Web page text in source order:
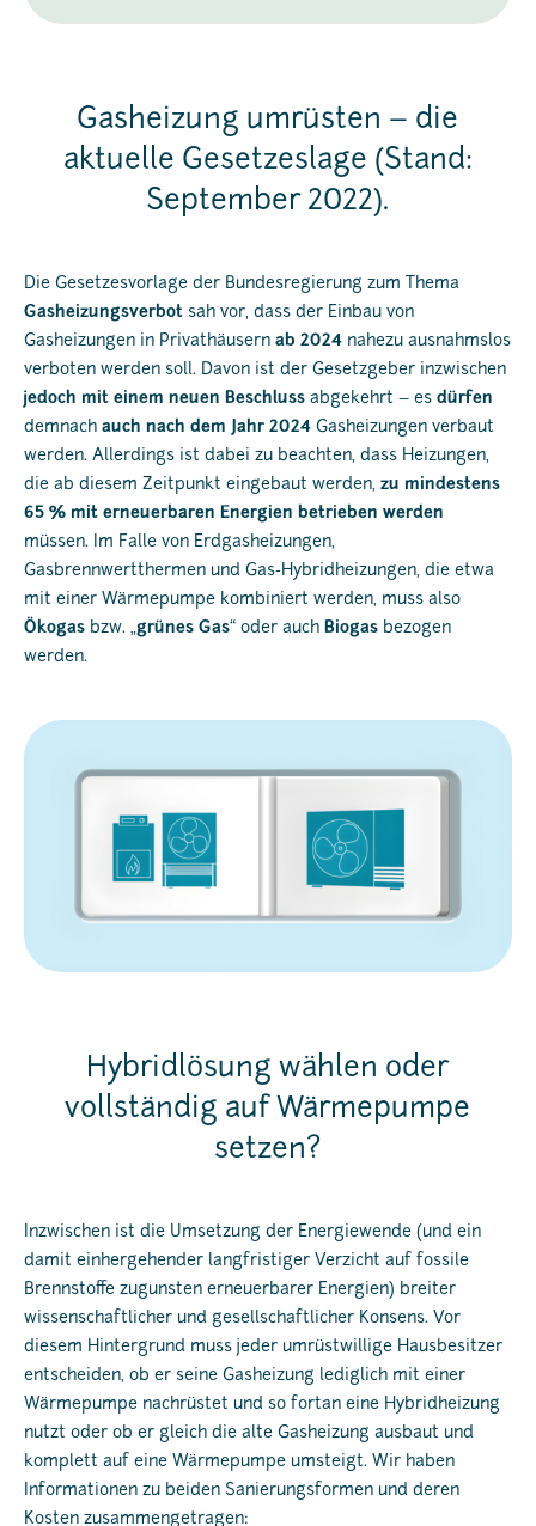
Gasheizung umrüsten – die
aktuelle Gesetzeslage (Stand:
September 2022).
Die Gesetzesvorlage der Bundesregierung zum Thema
Gasheizungsverbot sah vor, dass der Einbau von
Gasheizungen in Privathäusern ab 2024 nahezu ausnahmslos
verboten werden soll. Davon ist der Gesetzgeber inzwischen
jedoch mit einem neuen Beschluss abgekehrt – es dürfen
demnach auch nach dem Jahr 2024 Gasheizungen verbaut
werden. Allerdings ist dabei zu beachten, dass Heizungen,
die ab diesem Zeitpunkt eingebaut werden, zu mindestens
65 % mit erneuerbaren Energien betrieben werden
müssen. Im Falle von Erdgasheizungen,
Gasbrennwertthermen und Gas-Hybridheizungen, die etwa
mit einer Wärmepumpe kombiniert werden, muss also
Ökogas bzw. „grünes Gas“ oder auch Biogas bezogen
werden.
Hybridlösung wählen oder
vollständig auf Wärmepumpe
setzen?
Inzwischen ist die Umsetzung der Energiewende (und ein
damit einhergehender langfristiger Verzicht auf fossile
Brennstoffe zugunsten erneuerbarer Energien) breiter
wissenschaftlicher und gesellschaftlicher Konsens. Vor
diesem Hintergrund muss jeder umrüstwillige Hausbesitzer
entscheiden, ob er seine Gasheizung lediglich mit einer
Wärmepumpe nachrüstet und so fortan eine Hybridheizung
nutzt oder ob er gleich die alte Gasheizung ausbaut und
komplett auf eine Wärmepumpe umsteigt. Wir haben
Informationen zu beiden Sanierungsformen und deren
Kosten zusammengetragen: